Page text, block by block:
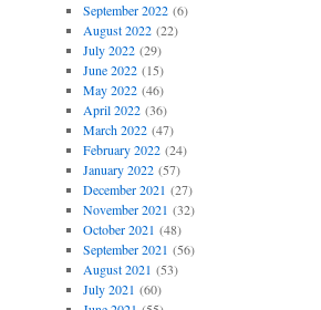
September 2022(6)
August 2022(22)
July 2022(29)
June 2022(15)
May 2022(46)
April 2022(36)
March 2022(47)
February 2022(24)
January 2022(57)
December 2021 (27)
November 2021 (32)
October 2021 (48)
September 2021 (56)
August 2021 (53)
July 2021 (60)